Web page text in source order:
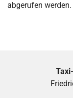
abgerufen werden.